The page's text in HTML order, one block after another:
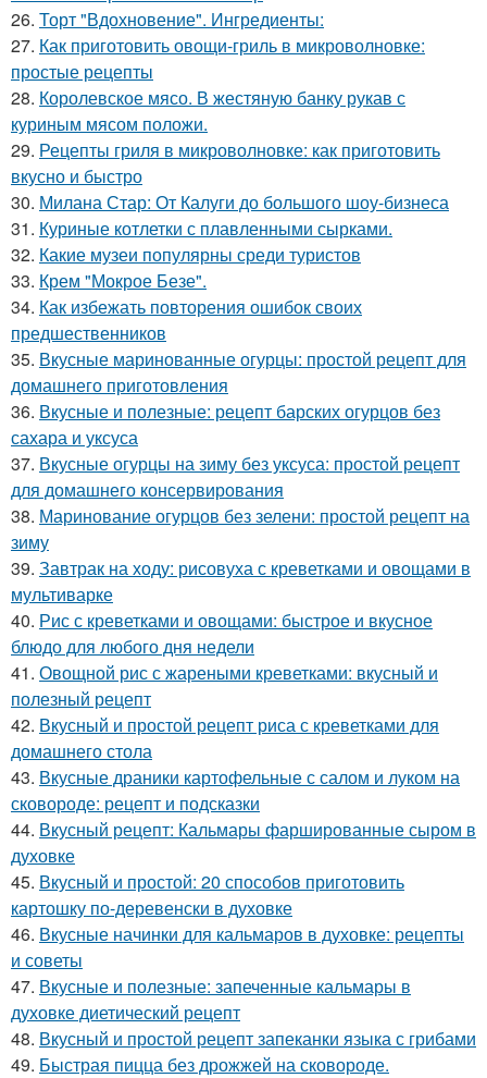
26. Торт "Вдохновение". Ингредиенты:
27. Как приготовить овощи-гриль в микроволновке:
простые рецепты
28. Королевское мясо. В жестяную банку рукав с
куриным мясом положи.
29. Рецепты гриля в микроволновке: как приготовить
вкусно и быстро
30. Милана Стар: От Калуги до большого шоу-бизнеса
31. Куриные котлетки с плавленными сырками.
32. Какие музеи популярны среди туристов
33. Крем "Мокрое Безе".
34. Как избежать повторения ошибок своих
предшественников
35. Вкусные маринованные огурцы: простой рецепт для
домашнего приготовления
36. Вкусные и полезные: рецепт барских огурцов без
сахара и уксуса
37. Вкусные огурцы на зиму без уксуса: простой рецепт
для домашнего консервирования
38. Маринование огурцов без зелени: простой рецепт на
зиму
39. Завтрак на ходу: рисовуха с креветками и овощами в
мультиварке
40. Рис с креветками и овощами: быстрое и вкусное
блюдо для любого дня недели
41. Овощной рис с жареными креветками: вкусный и
полезный рецепт
42. Вкусный и простой рецепт риса с креветками для
домашнего стола
43. Вкусные драники картофельные с салом и луком на
сковороде: рецепт и подсказки
44. Вкусный рецепт: Кальмары фаршированные сыром в
духовке
45. Вкусный и простой: 20 способов приготовить
картошку по-деревенски в духовке
46. Вкусные начинки для кальмаров в духовке: рецепты
и советы
47. Вкусные и полезные: запеченные кальмары в
духовке диетический рецепт
48. Вкусный и простой рецепт запеканки языка с грибами
49. Быстрая пицца без дрожжей на сковороде.